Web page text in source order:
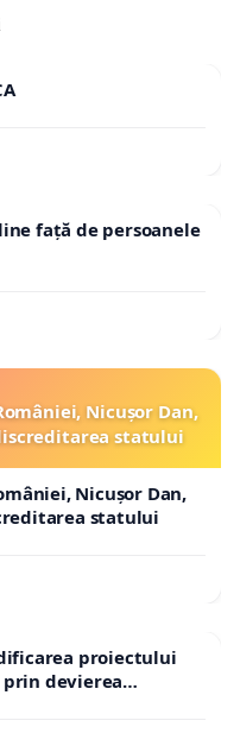
față de persoanele
Nicușor Dan,
statului
Nicușor Dan,
statului
proiectului
prin devierea